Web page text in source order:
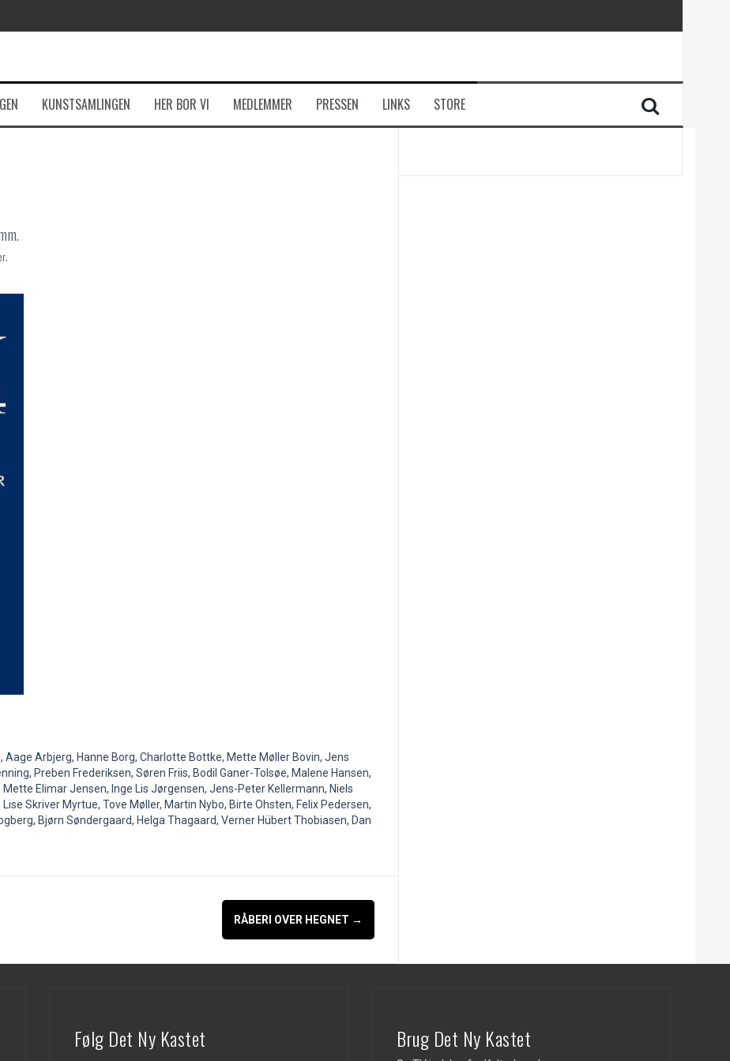
KUNSTSAMLINGEN HER BOR VI MEDLEMMER PRESSEN LINKS STORE
Aage Arbjerg, Hanne Borg, Charlotte Bottke, Mette Møller Bovin, Jens
Preben Frederiksen, Søren Friis, Bodil Ganer-Tolsøe, Malene Hansen,
Elimar Jensen, Inge Lis Jørgensen, Jens-Peter Kellermann, Niels
Skriver Myrtue, Tove Møller, Martin Nybo, Birte Ohsten, Felix Pedersen,
Bjørn Søndergaard, Helga Thagaard, Verner Hübert Thobiasen, Dan
RÅBERI OVER HEGNET →
Følg Det Ny Kastet Brug Det Ny Kastet